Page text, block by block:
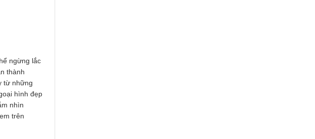
ngừng lắc
thành
từ những
hình đẹp
nhìn
trên